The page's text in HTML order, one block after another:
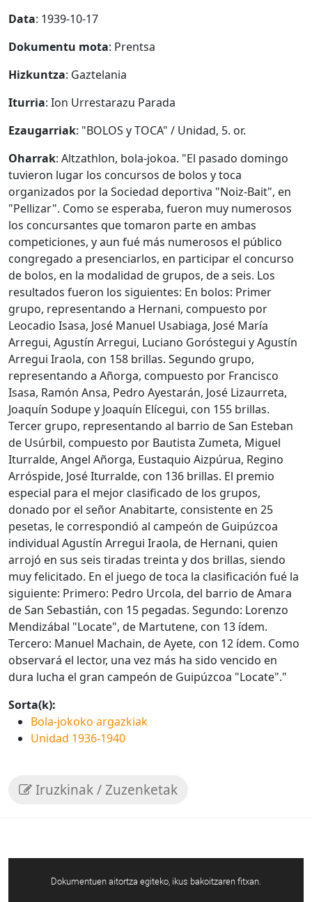
Data: 1939-10-17
Dokumentu mota: Prentsa
Hizkuntza: Gaztelania
Iturria: Ion Urrestarazu Parada
Ezaugarriak: "BOLOS y TOCA" / Unidad, 5. or.
Oharrak: Altzathlon, bola-jokoa. "El pasado domingo
tuvieron lugar los concursos de bolos y toca
organizados por la Sociedad deportiva "Noiz-Bait", en
"Pellizar". Como se esperaba, fueron muy numerosos
los concursantes que tomaron parte en ambas
competiciones, y aun fué más numerosos el público
congregado a presenciarlos, en participar el concurso
de bolos, en la modalidad de grupos, de a seis. Los
resultados fueron los siguientes: En bolos: Primer
grupo, representando a Hernani, compuesto por
Leocadio Isasa, José Manuel Usabiaga, José María
Arregui, Agustín Arregui, Luciano Goróstegui y Agustín
Arregui Iraola, con 158 brillas. Segundo grupo,
representando a Añorga, compuesto por Francisco
Isasa, Ramón Ansa, Pedro Ayestarán, José Lizaurreta,
Joaquín Sodupe y Joaquín Elícegui, con 155 brillas.
Tercer grupo, representando al barrio de San Esteban
de Usúrbil, compuesto por Bautista Zumeta, Miguel
Iturralde, Angel Añorga, Eustaquio Aizpúrua, Regino
Arróspide, José Iturralde, con 136 brillas. El premio
especial para el mejor clasificado de los grupos,
donado por el señor Anabitarte, consistente en 25
pesetas, le correspondió al campeón de Guipúzcoa
individual Agustín Arregui Iraola, de Hernani, quien
arrojó en sus seis tiradas treinta y dos brillas, siendo
muy felicitado. En el juego de toca la clasificación fué la
siguiente: Primero: Pedro Urcola, del barrio de Amara
de San Sebastián, con 15 pegadas. Segundo: Lorenzo
Mendizábal "Locate", de Martutene, con 13 ídem.
Tercero: Manuel Machain, de Ayete, con 12 ídem. Como
observará el lector, una vez más ha sido vencido en
dura lucha el gran campeón de Guipúzcoa "Locate"."
Sorta(k):
Bola-jokoko argazkiak
Unidad 1936-1940
Iruzkinak / Zuzenketak
Dokumentuen aitortza egiteko, ikus bakoitzaren fitxan.